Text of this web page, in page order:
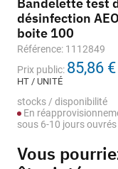
Bandelette test
désinfection
boite 100
Référence: 1112849
Prix public: 85,86 €
HT / UNITÉ
stocks / disponibilité
En
sous 6-10 jours ouvrés
Vous